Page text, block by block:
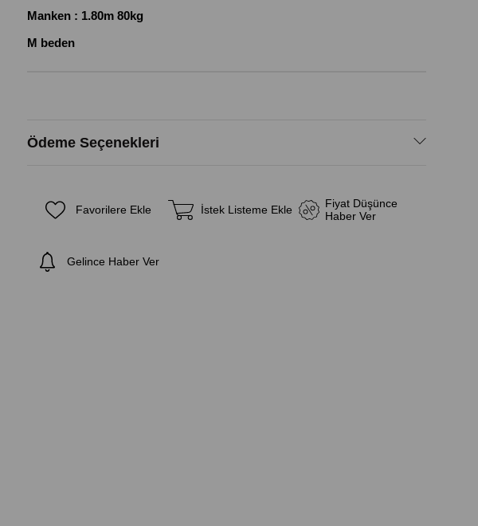
Manken : 1.80m 80kg
M beden
Ödeme Seçenekleri
Favorilere Ekle İstek Listeme Ekle
Fiyat Düşünce
Haber Ver
Gelince Haber Ver